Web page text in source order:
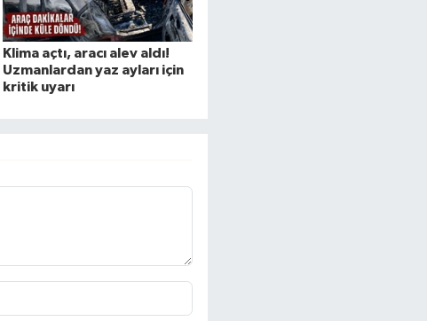
Klima açtı, aracı alev aldı!
Uzmanlardan yaz ayları için
kritik uyarı